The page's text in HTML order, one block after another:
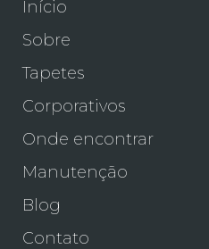
Início
Sobre
Tapetes
Corporativos
Onde encontrar
Manutenção
Blog
Contato